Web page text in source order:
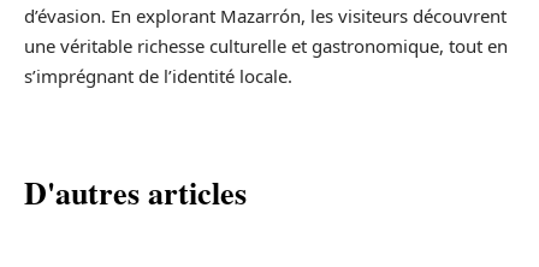
d’évasion. En explorant Mazarrón, les visiteurs découvrent
une véritable richesse culturelle et gastronomique, tout en
s’imprégnant de l’identité locale.
D'autres articles